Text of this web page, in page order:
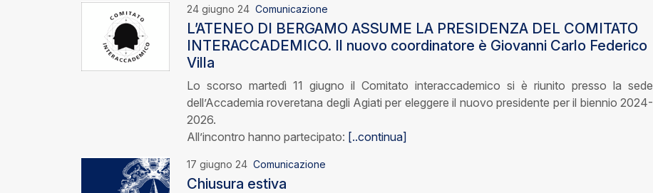
24 giugno 24 Comunicazione
L’ATENEO DI BERGAMO ASSUME LA PRESIDENZA DEL COMITATO
INTERACCADEMICO. Il nuovo coordinatore è Giovanni Carlo Federico
Villa
Lo scorso martedì 11 giugno il Comitato interaccademico si è riunito presso la sede
dell’Accademia roveretana degli Agiati per eleggere il nuovo presidente per il biennio 2024-
2026.
All’incontro hanno partecipato: [..continua]
17 giugno 24 Comunicazione
Chiusura estiva